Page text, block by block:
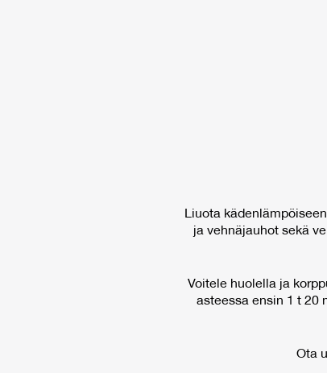
Liuota
ja vehnäjauhot sekä
Voitele huolella ja
asteessa ensin 1 t 20
Ota